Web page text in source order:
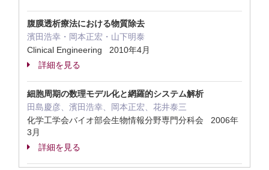
腹膜透析療法における物質除去
濱田浩幸・岡本正宏・山下明泰
Clinical Engineering 2010年4月
詳細を見る
細胞周期の数理モデル化と網羅的システム解析
田島慶彦、濱田浩幸、岡本正宏、花井泰三
化学工学会バイオ部会生物情報分野専門分科会 2006年
3月
詳細を見る